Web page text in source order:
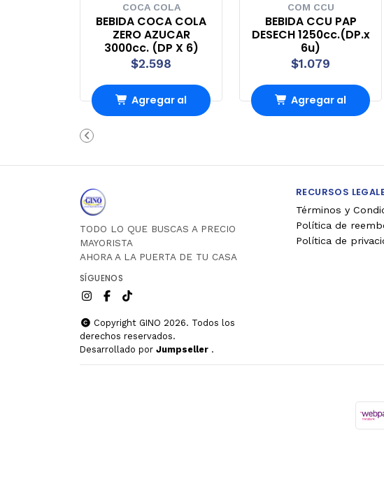
COCA COLA
BEBIDA COCA COLA
ZERO AZUCAR
3000cc. (DP X 6)
$2.598
Agregar al
COM CCU
BEBIDA CCU PAP
DESECH 1250cc.(DP.x
6u)
$1.079
Agregar al
TODO LO QUE BUSCAS A PRECIO
MAYORISTA
AHORA A LA PUERTA DE TU CASA
SÍGUENOS
Copyright GINO 2026. Todos los
derechos reservados.
Desarrollado por Jumpseller .
RECURSOS
Términos y
Política de
Política de